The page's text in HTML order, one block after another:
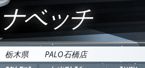
ナベッチ
栃木県 PALO石橋店